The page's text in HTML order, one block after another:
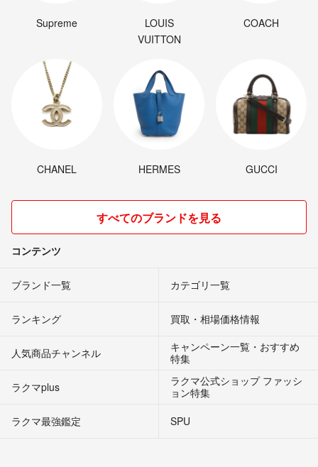
Supreme
LOUIS
VUITTON
COACH
CHANEL HERMES GUCCI
すべてのブランドを見る
コンテンツ
ブランド一覧 カテゴリ一覧
ランキング 買取・相場価格情報
人気商品チャンネル
キャンペーン一覧・おすすめ
特集
ラクマplus
ラクマ公式ショップ ファッシ
ョン特集
ラクマ最強鑑定
SPU